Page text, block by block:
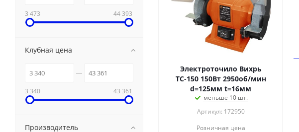
Электроточило Вихрь
ТС-150 150Вт 2950об/мин
d=125мм t=16мм
меньше 10 шт.
Артикул: 172950
Розничная цена
3 473 44 393
Клубная цена
3 340 43 361
Производитель